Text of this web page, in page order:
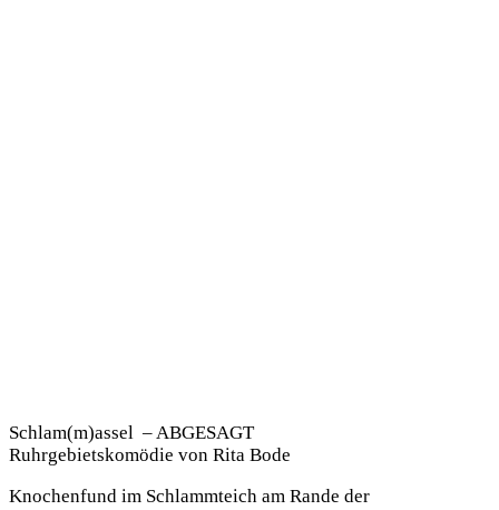
Schlam(m)assel – ABGESAGT
Ruhrgebietskomödie von Rita Bode
Knochenfund im Schlammteich am Rande der